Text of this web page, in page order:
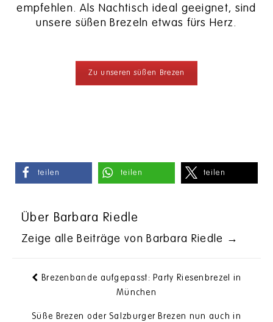
empfehlen. Als Nachtisch ideal geeignet, sind
unsere süßen Brezeln etwas fürs Herz.
Zu unseren süßen Brezen
teilen teilen teilen
Über Barbara Riedle
Zeige alle Beiträge von Barbara Riedle →
Brezenbande aufgepasst: Party Riesenbrezel in
München
Süße Brezen oder Salzburger Brezen nun auch in